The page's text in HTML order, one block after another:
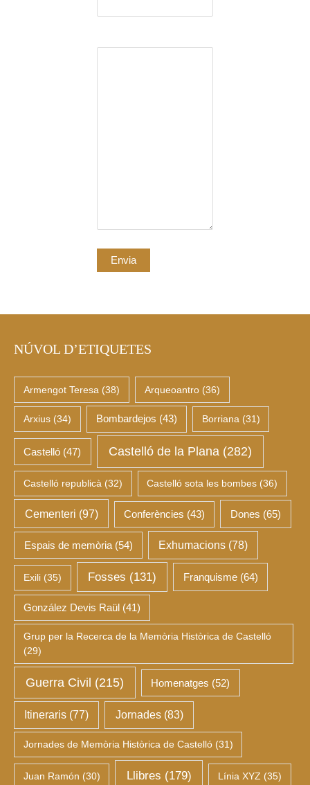
NÚVOL D’ETIQUETES
Armengot Teresa (38) Arqueoantro(36)
Arxius(34) Bombardejos (43) Borriana (31)
Castelló (47) Castelló de la Plana (282)
Castelló republicà (32) Castelló sota les bombes (36)
Cementeri (97) Conferències (43) Dones (65)
Espais de memòria(54) Exhumacions (78)
Exili(35) Fosses (131) Franquisme(64)
González Devis Raül (41)
Grup per la Recerca de la Memòria Històrica de Castelló
(29)
Guerra Civil (215) Homenatges (52)
Itineraris (77) Jornades(83)
Jornades de Memòria Històrica de Castelló(31)
Juan Ramón (30) Llibres (179) Línia XYZ (35)